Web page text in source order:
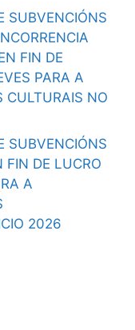
SUBVENCIÓNS
FIN DE
PARA A
CULTURAIS NO
SUBVENCIÓNS
FIN DE LUCRO
A
2026